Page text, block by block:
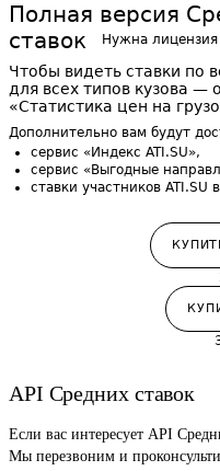
Полная версия
ставок
Нужна лицензия
Чтобы видеть ставки по
для всех типов кузова —
«Статистика цен на
Дополнительно вам будут
сервис «Индекс ATI.SU»,
сервис «Выгодные
ставки участников ATI.SU
API Средних ставок
Если вас интересует API
Мы перезвоним и